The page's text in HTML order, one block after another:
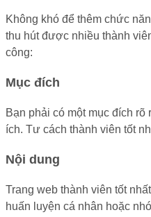
Không khó để thêm chức
thu hút được nhiều thành
công:
Mục đích
Bạn phải có một mục đích
ích. Tư cách thành viên tốt
Nội dung
Trang web thành viên tốt
huấn luyện cá nhân hoặc